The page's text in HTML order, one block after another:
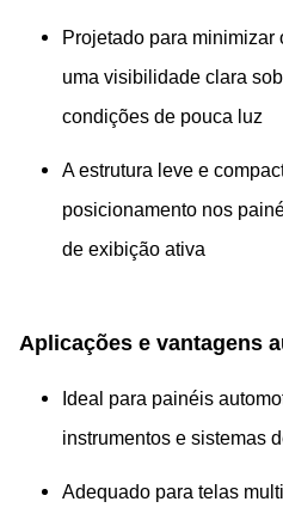
Projetado para minimizar
uma visibilidade clara
condições de pouca luz
A estrutura leve e
posicionamento nos
de exibição ativa
Aplicações e vantagens
Ideal para painéis
instrumentos e sistemas
Adequado para telas